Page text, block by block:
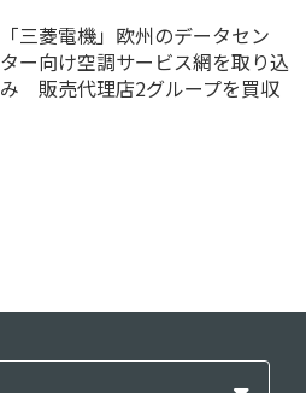
「三菱電機」欧州のデータセン
ター向け空調サービス網を取り込
み 販売代理店2グループを買収